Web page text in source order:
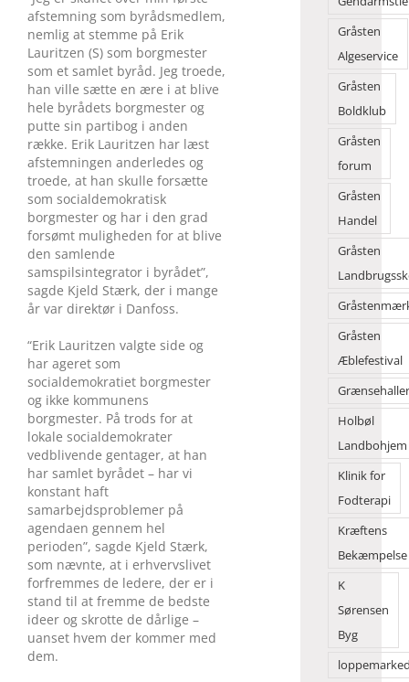
afstemning som byrådsmedlem,
nemlig at stemme på Erik
Lauritzen (S) som borgmester
som et samlet byråd. Jeg troede,
han ville sætte en ære i at blive
hele byrådets borgmester og
putte sin partibog i anden
række. Erik Lauritzen har læst
afstemningen anderledes og
troede, at han skulle forsætte
som socialdemokratisk
borgmester og har i den grad
forsømt muligheden for at blive
den samlende
samspilsintegrator i byrådet”,
sagde Kjeld Stærk, der i mange
år var direktør i Danfoss.
“Erik Lauritzen valgte side og
har ageret som
socialdemokratiet borgmester
og ikke kommunens
borgmester. På trods for at
lokale socialdemokrater
vedblivende gentager, at han
har samlet byrådet – har vi
konstant haft
samarbejdsproblemer på
agendaen gennem hel
perioden”, sagde Kjeld Stærk,
som nævnte, at i erhvervslivet
forfremmes de ledere, der er i
stand til at fremme de bedste
ideer og skrotte de dårlige –
uanset hvem der kommer med
dem.
Gråsten
Algeservice
Gråsten
Boldklub
Gråsten
forum
Gråsten
Handel
Gråsten
Gråsten
Æblefestival
Holbøl
Landbohjem
Klinik for
Fodterapi
Kræftens
Bekæmpelse
K
Sørensen
Byg